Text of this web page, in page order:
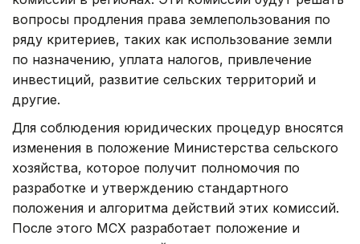
вопросы продления права землепользования по
ряду критериев, таких как использование земли
по назначению, уплата налогов, привлечение
инвестиций, развитие сельских территорий и
другие.
Для соблюдения юридических процедур вносятся
изменения в положение Министерства сельского
хозяйства, которое получит полномочия по
разработке и утверждению стандартного
положения и алгоритма действий этих комиссий.
После этого МСХ разработает положение и